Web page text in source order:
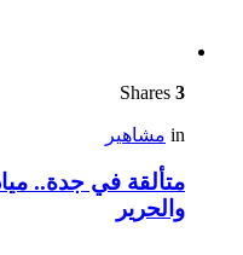
3
in مشاهير
متألقة في جدة..
والحرير